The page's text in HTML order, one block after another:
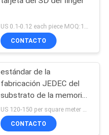
CONTACTO
estándar de la
fabricación JEDEC del
substrato de la memoria
de 0.2m m 4L BT
CONTACTO